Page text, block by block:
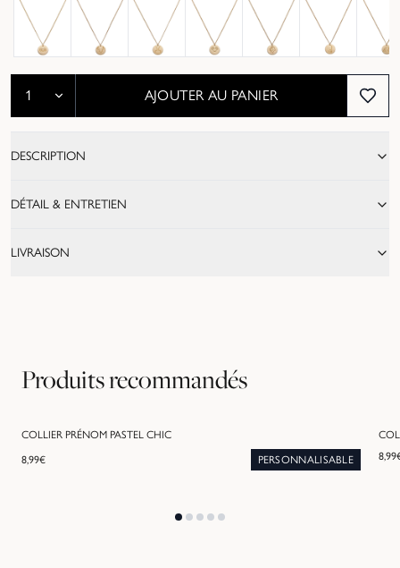
AJOUTER AU PANIER
DESCRIPTION
DÉTAIL & ENTRETIEN
LIVRAISON
Produits recommandés
COLLIER PRÉNOM PASTEL CHIC
8,99€ PERSONNALISABLE
8,99